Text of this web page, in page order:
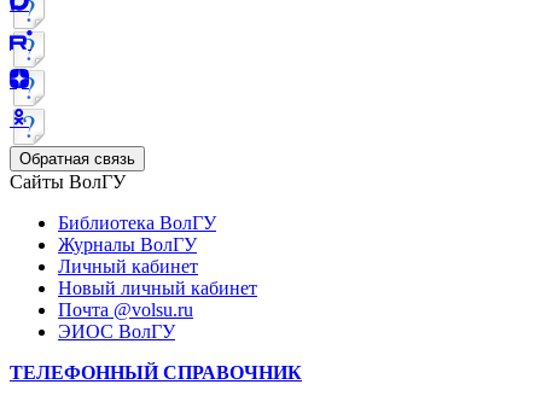
Обратная связь
Сайты ВолГУ
Библиотека ВолГУ
Журналы ВолГУ
Личный кабинет
Новый личный кабинет
Почта @volsu.ru
ЭИОС ВолГУ
ТЕЛЕФОННЫЙ СПРАВОЧНИК